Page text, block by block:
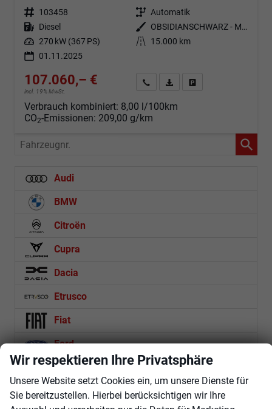
Fahrzeugnr. 103458 Getriebe Automatik
Kraftstoff Diesel Außenfarbe
OBSIDIANSCHWARZ - METALLICLACK
Leistung 270 kW (367 PS) Kilometerstand
15.000 km
01.11.2025
107.060,– €
incl. 19% MwSt.
Angebot anfordern
Fahrzeugexpose (PDF)
Verbrauch kombiniert: 8,00 l/100km
CO2-Emissionen: 209,00 g/km
Fahrzeugnr.
Audi
BMW
Citroën
Cupra
Dacia
Etrusco
Fiat
Ford
Hyundai
Jaecoo
Wir respektieren Ihre Privatsphäre
Unsere Website setzt Cookies ein, um unsere Dienste für
Sie bereitzustellen. Hierbei berücksichtigen wir Ihre